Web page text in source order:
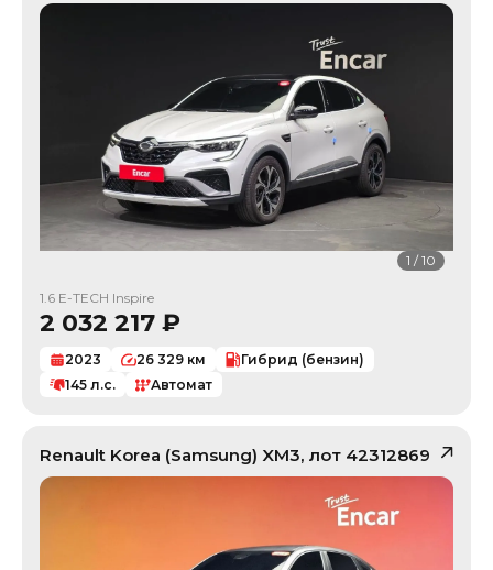
1 /10
1.6 E-TECH Inspire
2 032 217 ₽
2023 26 329 км
Гибрид (бензин)
145 л.с. Автомат
Renault Korea (Samsung) XM3, лот 42312869